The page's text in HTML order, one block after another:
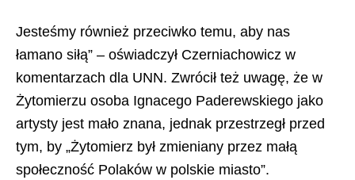
Jesteśmy również przeciwko temu, aby nas
łamano siłą” – oświadczył Czerniachowicz w
komentarzach dla UNN. Zwrócił też uwagę, że w
Żytomierzu osoba Ignacego Paderewskiego jako
artysty jest mało znana, jednak przestrzegł przed
tym, by „Żytomierz był zmieniany przez małą
społeczność Polaków w polskie miasto”.